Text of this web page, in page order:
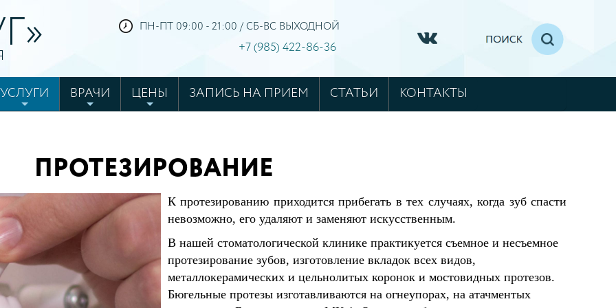
ПН-ПТ 09:00 - 21:00 / СБ-ВС ВЫХОДНОЙ
+7 (985) 422-86-36
УСЛУГИ ВРАЧИ ЦЕНЫ ЗАПИСЬ НА ПРИЕМ СТАТЬИ КОНТАКТЫ
ПРОТЕЗИРОВАНИЕ
К протезированию приходится прибегать в тех случаях, когда зуб спасти
невозможно, его удаляют и заменяют искусственным.
В нашей стоматологической клинике практикуется съемное и несъемное
протезирование зубов, изготовление вкладок всех видов,
металлокерамических и цельнолитых коронок и мостовидных протезов.
Бюгельные протезы изготавливаются на огнеупорах, на атачментых